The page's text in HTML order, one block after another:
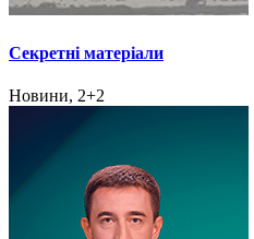
Секретні матеріали
Новини, 2+2